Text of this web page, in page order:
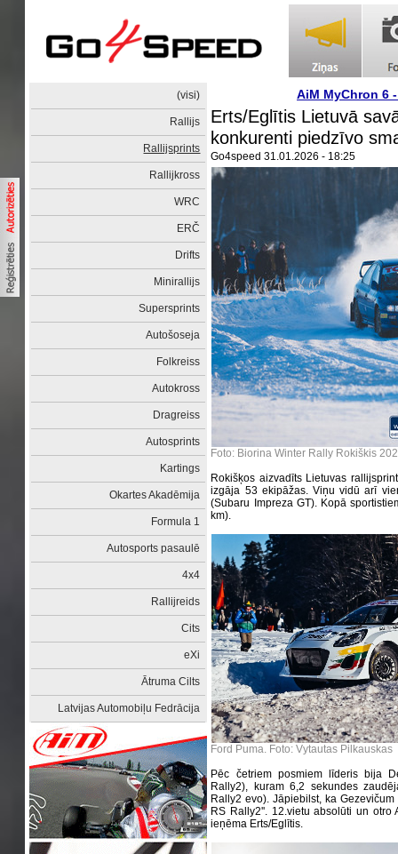
(visi)
Rallijs
Rallijsprints
Rallijkross
WRC
ERČ
Drifts
Minirallijs
Supersprints
Autošoseja
Folkreiss
Autokross
Dragreiss
Autosprints
Kartings
Okartes Akadēmija
Formula 1
Autosports pasaulē
4x4
Rallijreids
Cits
eXi
Ātruma Cilts
Latvijas Automobiļu Fedrācija
AiM MyChron 6
Erts/Eglītis Lietuvā
konkurenti piedzīvo
Go4speed 31.01.2026 - 18:25
Foto: Biorina Winter Rally Rokiškis
Rokišķos aizvadīts Lietuvas
izgāja 53 ekipāžas. Viņu vidū arī
(Subaru Impreza GT). Kopā
km).
Ford Puma. Foto: Vytautas Pilkauskas
Pēc četriem posmiem līderis bija
Rally2), kuram 6,2 sekundes
Rally2 evo). Jāpiebilst, ka
RS Rally2''. 12.vietu absolūti un
ieņēma Erts/Eglītis.